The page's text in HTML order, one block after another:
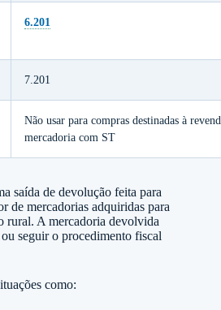
6.201
7.201
Não usar para compras destinadas à
mercadoria com ST
saída de devolução feita para
de mercadorias adquiridas para
rural. A mercadoria devolvida
seguir o procedimento fiscal
como: